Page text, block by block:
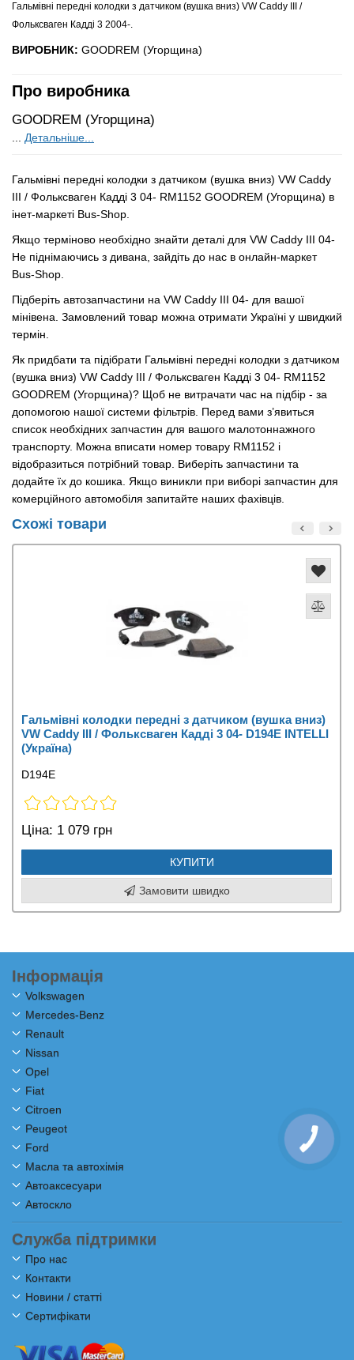
Гальмівні передні колодки з датчиком (вушка вниз) VW Caddy III /
Фольксваген Кадді 3 2004-.
ВИРОБНИК: GOODREM (Угорщина)
Про виробника
GOODREM (Угорщина)
Детальніше...
Гальмівні передні колодки з датчиком (вушка вниз) VW Caddy
III / Фольксваген Кадді 3 04- RM1152 GOODREM (Угорщина) в
інет-маркеті Bus-Shop.
Якщо терміново необхідно знайти деталі для VW Caddy III 04-
Не піднімаючись з дивана, зайдіть до нас в онлайн-маркет
Bus-Shop.
Підберіть автозапчастини на VW Caddy III 04- для вашої
мінівена. Замовлений товар можна отримати Україні у швидкий
термін.
Як придбати та підібрати Гальмівні передні колодки з датчиком
(вушка вниз) VW Caddy III / Фольксваген Кадді 3 04- RM1152
GOODREM (Угорщина)? Щоб не витрачати час на підбір - за
допомогою нашої системи фільтрів. Перед вами з’явиться
список необхідних запчастин для вашого малотоннажного
транспорту. Можна вписати номер товару RM1152 і
відобразиться потрібний товар. Виберіть запчастини та
додайте їх до кошика. Якщо виникли при виборі запчастин для
комерційного автомобіля запитайте наших фахівців.
Схожі товари
Гальмівні колодки передні з датчиком (вушка вниз)
VW Caddy III / Фольксваген Кадді 3 04- D194E INTELLI
(Україна)
D194E
Ціна: 1 079 грн
КУПИТИ
Замовити швидко
Інформація
Volkswagen
Mercedes-Benz
Renault
Nissan
Opel
Fiat
Citroen
Peugeot
Ford
Масла та автохімія
Автоаксесуари
Автоскло
Служба підтримки
Про нас
Контакти
Новини / статті
Сертифікати